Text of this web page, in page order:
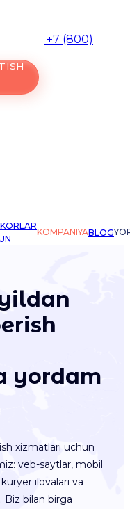
+7 (800)
KOMPANIYABLOG
yordam
xizmatlari uchun
veb-saytlar, mobil
ilovalari va
bilan birga